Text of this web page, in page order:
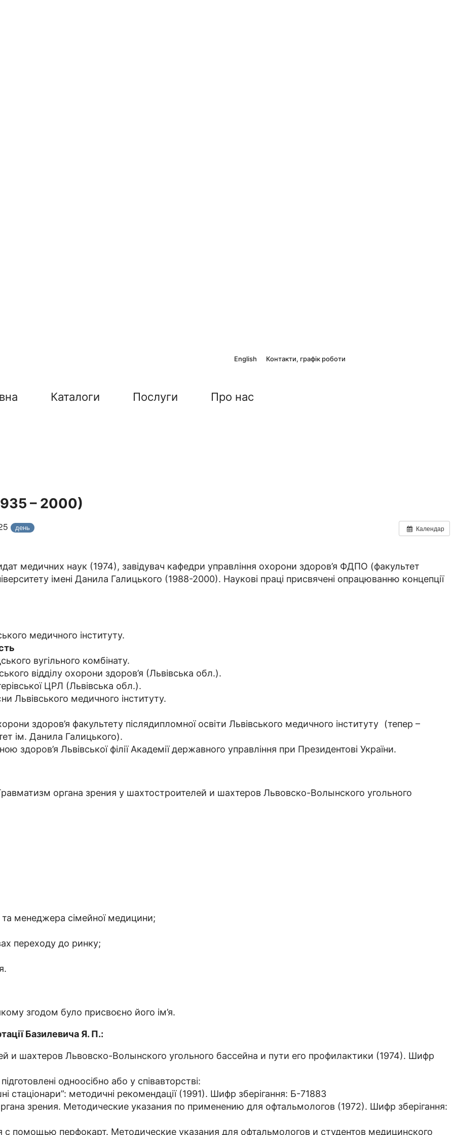
English Контакти, графік роботи
Каталоги Послуги Про нас
– 2000)
Календар
день
медичних наук (1974), завідувач кафедри управління охорони здоров’я ФДПО (факультет
імені Данила Галицького (1988-2000). Наукові праці присвячені опрацюванню концепції
медичного інституту.
вугільного комбінату.
відділу охорони здоров’я (Львівська обл.).
ЦРЛ (Львівська обл.).
Львівського медичного інституту.
здоров’я факультету післядипломної освіти Львівського медичного інституту (тепер –
ім. Данила Галицького).
здоров’я Львівської філії Академії державного управління при Президентові України.
органа зрения у шахтостроителей и шахтеров Львовско-Волынского угольного
та менеджера сімейної медицини;
переходу до ринку;
згодом було присвоєно його ім’я.
Базилевича Я. П.:
и шахтеров Львовско-Волынского угольного бассейна и пути его профилактики (1974). Шифр
одноосібно або у співавторстві:
стаціонари”: методичні рекомендації (1991). Шифр зберігання: Б-71883
зрения. Методические указания по применению для офтальмологов (1972). Шифр зберігання:
с помощью перфокарт. Методические указания для офтальмологов и студентов медицинского